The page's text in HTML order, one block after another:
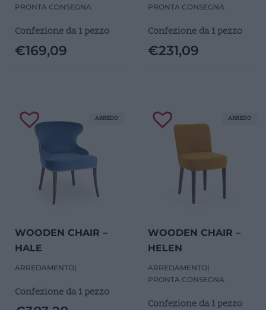
PRONTA CONSEGNA
Confezione da 1 pezzo
€169,09
PRONTA CONSEGNA
Confezione da 1 pezzo
€231,09
WOODEN CHAIR –
HALE
ARREDAMENTO|
Confezione da 1 pezzo
ARREDO
WOODEN CHAIR –
HELEN
ARREDAMENTO|
PRONTA CONSEGNA
Confezione da 1 pezzo
ARREDO